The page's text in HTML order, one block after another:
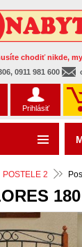
chodiť nikde,
0911 981 600
Prihlásiť
POSTELE 2
180